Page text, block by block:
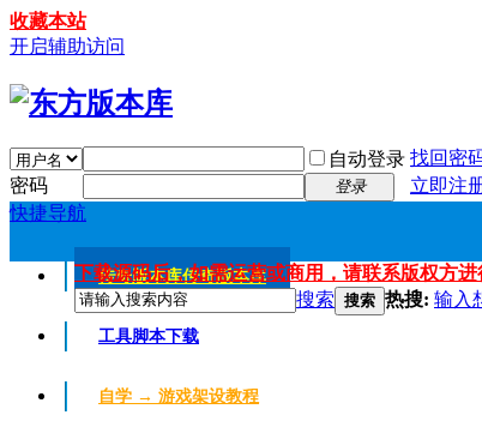
收藏本站
开启辅助访问
自动登录 找回密
密码
登录
立即注
快捷导航
传奇版本库传奇版本库
工具脚本下载
自学 → 游戏架设教程
下载源码后，如需运营或商用，请联系版权方
搜索 搜索 热搜: 输入